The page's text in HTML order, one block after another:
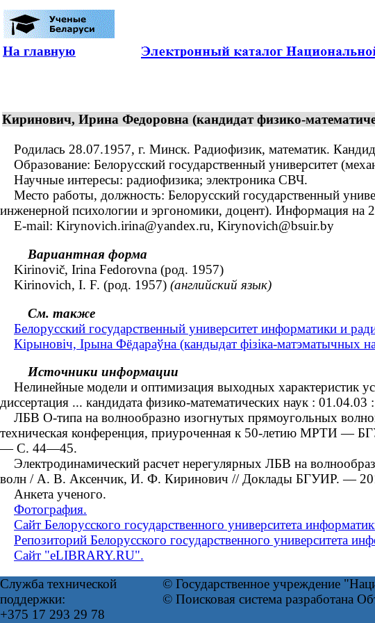
На главную
Киринович, Ирина Федоровна (кандидат физико-
Родилась 28.07.1957, г. Минск. Радиофизик, математик.
Образование: Белорусский государственный университет
Научные интересы: радиофизика; электроника СВЧ.
Место работы, должность: Белорусский государственный
инженерной психологии и эргономики, доцент). Информация на
E-mail: Kirynovich.irina@yandex.ru, Kirynovich@bsuir.by
Вариантная форма
Kirinovič, Irina Fedorovna (род. 1957)
Kirinovich, I. F. (род. 1957) (английский язык)
См. также
Белорусский государственный университет информатики и
Кірыновіч, Ірына Фёдараўна (кандыдат фізіка-матэматычных
Источники информации
Нелинейные модели и оптимизация выходных характеристик
диссертация ... кандидата физико-математических наук :
ЛБВ О-типа на волнообразно изогнутых прямоугольных
техническая конференция, приуроченная к 50-летию МРТИ —
— С. 44—45.
Электродинамический расчет нерегулярных ЛБВ на
волн / А. В. Аксенчик, И. Ф. Киринович // Доклады БГУИР. —
Анкета ученого.
Фотография.
Сайт Белорусского государственного университета
Репозиторий Белорусского государственного университета
Сайт "eLIBRARY.RU".
Служба технической
поддержки:
+375 17 293 29 78
© Государственное учреждение
© Поисковая система разработана